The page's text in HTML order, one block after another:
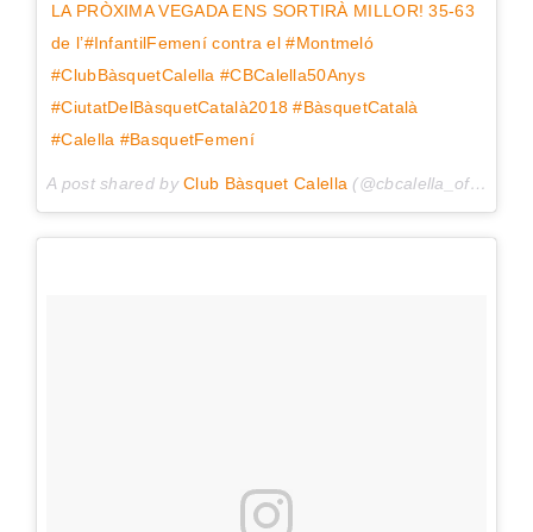
LA PRÒXIMA VEGADA ENS SORTIRÀ MILLOR! 35-63
de l’#InfantilFemení contra el #Montmeló
#ClubBàsquetCalella #CBCalella50Anys
#CiutatDelBàsquetCatalà2018 #BàsquetCatalà
#Calella #BasquetFemení
A post shared byClub Bàsquet Calella (@cbcalella_oficial) on